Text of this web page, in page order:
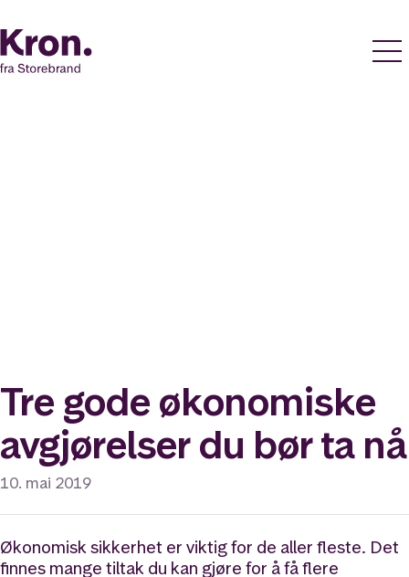
Tre gode økonomiske
avgjørelser du bør ta nå
10. mai 2019
Økonomisk sikkerhet er viktig for de aller fleste. Det
finnes mange tiltak du kan gjøre for å få flere